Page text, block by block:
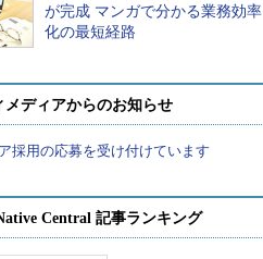
が完成 マンガで分かる業務効率
化の最短経路
メディアからのお知らせ
採用の応募を受け付けています
Central 記事ランキング